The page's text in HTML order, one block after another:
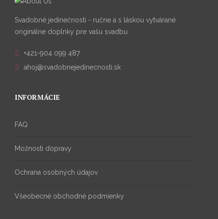
Svadobné jedinečnosti - ručne a s láskou vytvárané
originálne doplnky pre vašu svadbu
+421-904 099 487
ahoj@svadobnejedinecnosti.sk
INFORMÁCIE
FAQ
Možnosti dopravy
Ochrana osobných údajov
Všeobecné obchodné podmienky